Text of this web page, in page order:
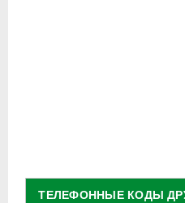
ТЕЛЕФОННЫЕ КОДЫ